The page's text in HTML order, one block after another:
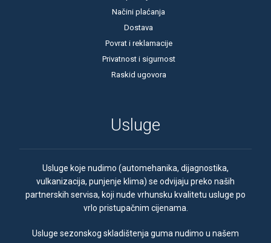
Načini plaćanja
Dostava
Povrat i reklamacije
Privatnost i sigurnost
Raskid ugovora
Usluge
Usluge koje nudimo (automehanika, dijagnostika,
vulkanizacija, punjenje klima) se odvijaju preko naših
partnerskih servisa, koji nude vrhunsku kvalitetu usluge po
vrlo pristupačnim cijenama.
Usluge sezonskog skladištenja guma nudimo u našem